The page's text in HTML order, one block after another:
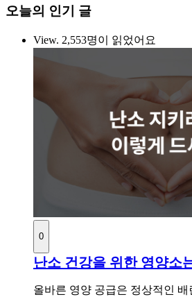
오늘의 인기 글
View. 2,553명이 읽었어요
0
난소 건강을 위한 영양소
올바른 영양 공급은 정상적인 배